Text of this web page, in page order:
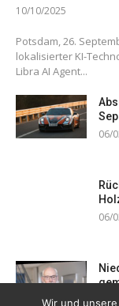
10/10/2025
Potsdam, 26.
lokalisierter KI-
Libra AI Agent...
06/
06/
19/
Wir und